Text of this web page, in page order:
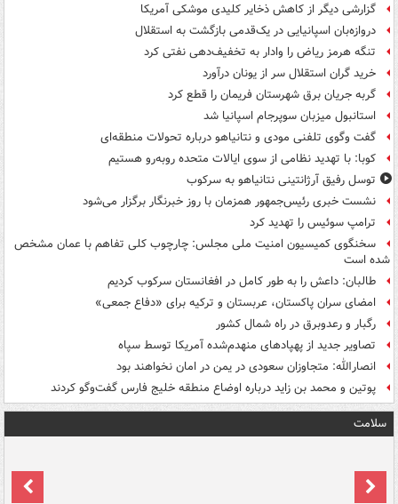
گزارشی دیگر از کاهش ذخایر کلیدی موشکی آمریکا
دروازه‌بان اسپانیایی در یک‌قدمی بازگشت به استقلال
تنگه هرمز ریاض را وادار به تخفیف‌دهی نفتی کرد
خرید گران استقلال سر از یونان درآورد
گربه جریان برق شهرستان فریمان را قطع کرد
استانبول میزبان سوپرجام اسپانیا شد
گفت وگوی تلفنی مودی و نتانیاهو درباره تحولات منطقه‌ای
کوبا: با تهدید نظامی از سوی ایالات متحده روبه‌رو هستیم
توسل رفیق آرژانتینی نتانیاهو به سرکوب
نشست خبری رئیس‌جمهور همزمان با روز خبرنگار برگزار می‌شود
ترامپ سوئیس را تهدید کرد
سخنگوی کمیسیون امنیت ملی مجلس: چارچوب کلی تفاهم با عمان مشخص
شده است
طالبان: داعش را به طور کامل در افغانستان سرکوب کردیم
امضای سران پاکستان، عربستان و ترکیه برای «دفاع جمعی»
رگبار و رعدوبرق در راه شمال کشور
تصاویر جدید از پهپادهای منهدم‌شده آمریکا توسط سپاه
انصارالله: متجاوزان سعودی در یمن در امان نخواهند بود
پوتین و محمد بن زاید درباره اوضاع منطقه خلیج فارس گفت‌وگو کردند
سلامت